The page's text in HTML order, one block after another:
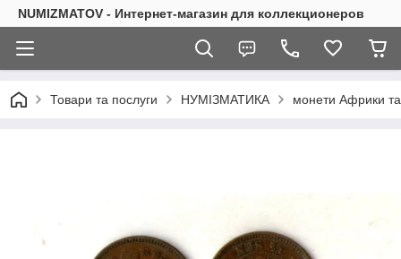
NUMIZMATOV - Интернет-магазин для коллекционеров
Товари та послуги НУМІЗМАТИКА монети Африки та